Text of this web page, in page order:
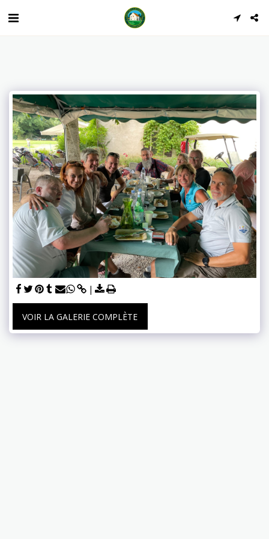
VOIR LA GALERIE COMPLÈTE